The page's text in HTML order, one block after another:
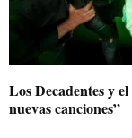
Los Decadentes y
nuevas canciones”